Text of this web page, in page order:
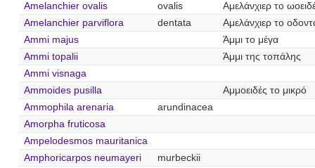
Amelanchier ovalis
ovalis
Αμελάνχιερ το
Amelanchier parviflora
dentata
Αμελάνχιερ το
Ammi majus
Άμμι το μέγα
Ammi topalii
Άμμι της τοπάλης
Ammi visnaga
Ammoides pusilla
Αμμοειδές το μικρό
Ammophila arenaria
arundinacea
Amorpha fruticosa
Ampelodesmos mauritanica
Amphoricarpos neumayeri
murbeckii